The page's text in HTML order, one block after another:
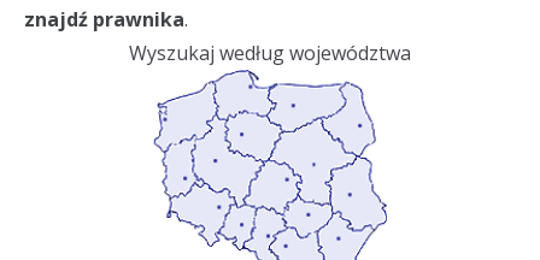
znajdź prawnika.
Wyszukaj według województwa